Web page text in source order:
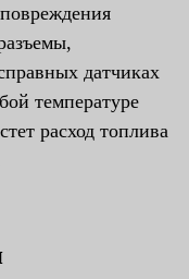
датчиках
температуре
расход топлива